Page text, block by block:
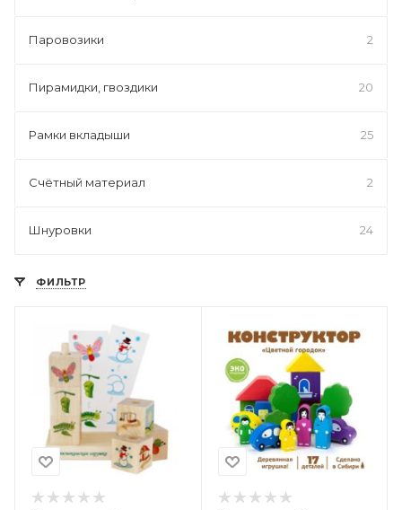
Паровозики 2
Пирамидки, гвоздики 20
Рамки вкладыши 25
Счётный материал 2
Шнуровки 24
ФИЛЬТР